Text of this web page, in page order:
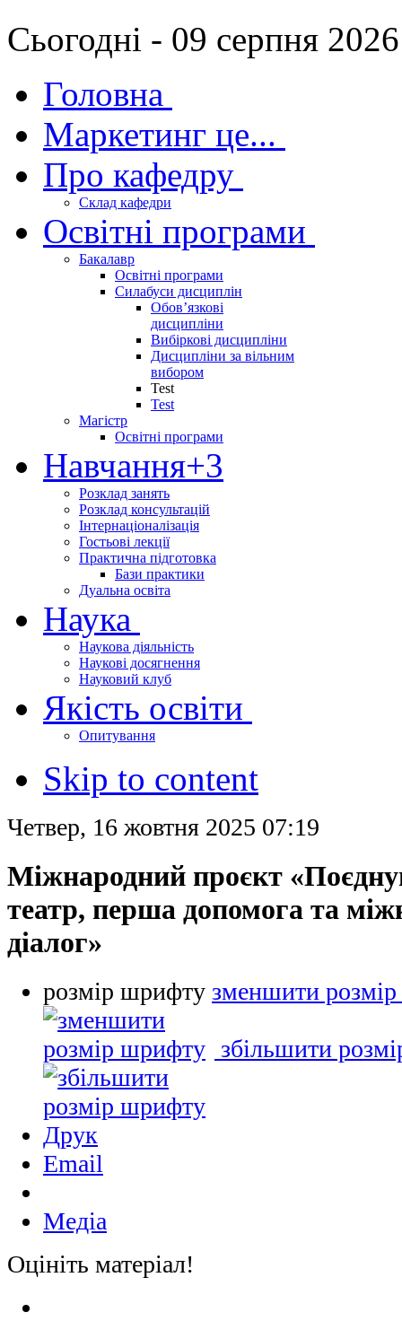
Сьогодні - 09 серпня
Головна
Маркетинг це...
Про кафедру
Склад кафедри
Освітні програми
Бакалавр
Освітні програми
Силабуси дисциплін
Обов’язкові
дисципліни
Вибіркові дисципліни
Дисципліни за вільним
вибором
Test
Test
Магістр
Освітні програми
Навчання+3
Розклад занять
Розклад консультацій
Інтернаціоналізація
Гостьові лекції
Практична підготовка
Бази практики
Дуальна освіта
Наука
Наукова діяльність
Наукові досягнення
Науковий клуб
Якість освіти
Опитування
Skip to content
Четвер, 16 жовтня 2025 07:19
Міжнародний проєкт
театр, перша допомога та
діалог»
розмір шрифту зменшити
збільшити
Друк
Email
Медіа
Оцініть матеріал!